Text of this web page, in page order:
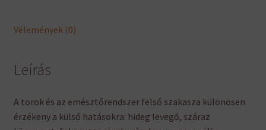
Vélemények (0)
Leírás
A torok és az emésztőrendszer felső szakasza különösen
érzékeny a külső hatásokra: hideg levegő, száraz